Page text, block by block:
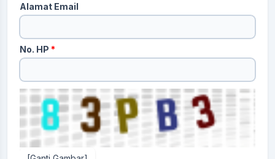
Alamat Email
No. HP *